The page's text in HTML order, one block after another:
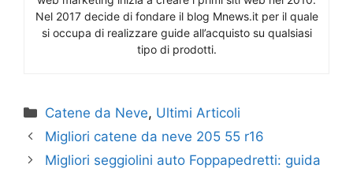
Nel 2017 decide di fondare il blog Mnews.it per il quale
si occupa di realizzare guide all’acquisto su qualsiasi
tipo di prodotti.
Categorie
Catene da Neve, Ultimi Articoli
Migliori catene da neve 205 55 r16
Migliori seggiolini auto Foppapedretti: guida